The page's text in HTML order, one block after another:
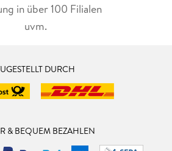
in über 100 Filialen
uvm.
DURCH
& BEQUEM BEZAHLEN